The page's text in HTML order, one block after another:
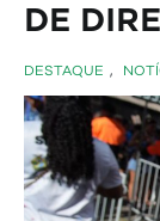
DE
DESTAQUE ,